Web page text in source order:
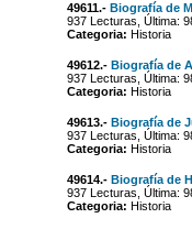
49611.- Biografía de
937 Lecturas, Última:
Categoria: Historia
49612.- Biografía de
937 Lecturas, Última:
Categoria: Historia
49613.- Biografía de
937 Lecturas, Última:
Categoria: Historia
49614.- Biografía de
937 Lecturas, Última:
Categoria: Historia